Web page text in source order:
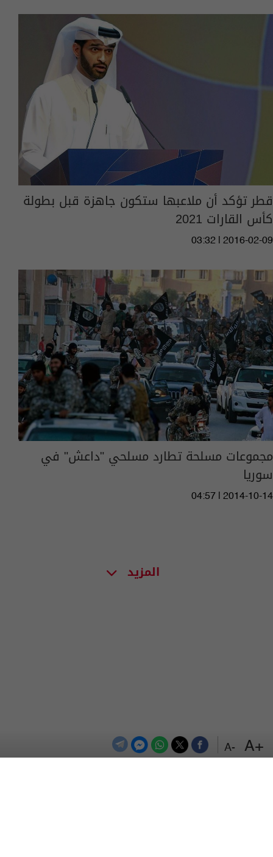
+A
-A
قطر تؤكد أن ملاعبها ستكون جاهزة قبل بطولة
كأس القارات 2021
03:32 | 2016-02-09
مجموعات مسلحة تطارد مسلحي "داعش" في
سوريا
04:57 | 2014-10-14
المزيد